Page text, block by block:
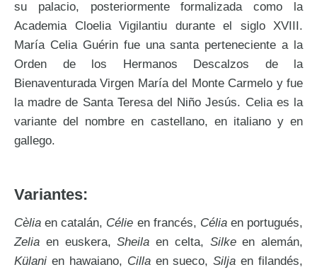
su palacio, posteriormente formalizada como la
Academia Cloelia Vigilantiu durante el siglo XVIII.
María Celia Guérin fue una santa perteneciente a la
Orden de los Hermanos Descalzos de la
Bienaventurada Virgen María del Monte Carmelo y fue
la madre de Santa Teresa del Niño Jesús. Celia es la
variante del nombre en castellano, en italiano y en
gallego.
Variantes:
Cèlia en catalán, Célie en francés, Céliaen portugués,
Zelia en euskera,Sheila en celta, Silkeen alemán,
Külani en hawaiano, Cillaen sueco,Silja en filandés,